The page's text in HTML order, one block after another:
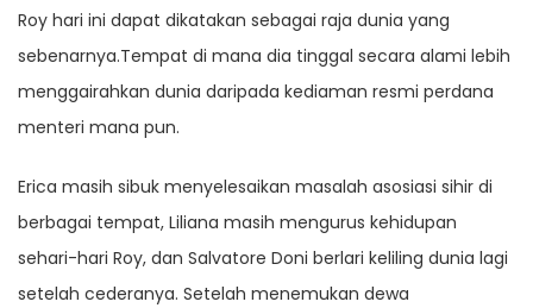
Roy hari ini dapat dikatakan sebagai raja dunia yang
sebenarnya.Tempat di mana dia tinggal secara alami lebih
menggairahkan dunia daripada kediaman resmi perdana
menteri mana pun.
Erica masih sibuk menyelesaikan masalah asosiasi sihir di
berbagai tempat, Liliana masih mengurus kehidupan
sehari-hari Roy, dan Salvatore Doni berlari keliling dunia lagi
setelah cederanya. Setelah menemukan dewa